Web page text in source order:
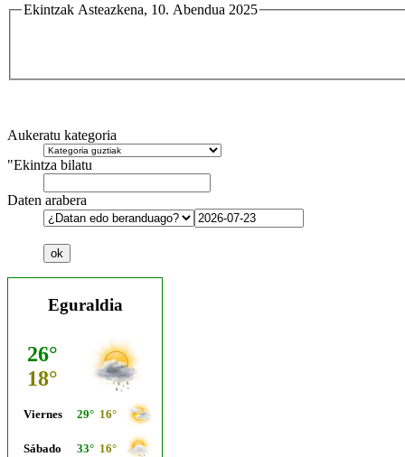
Ekintzak Asteazkena, 10. Abendua 2025
Aukeratu kategoria
"Ekintza bilatu
Daten arabera
Eguraldia